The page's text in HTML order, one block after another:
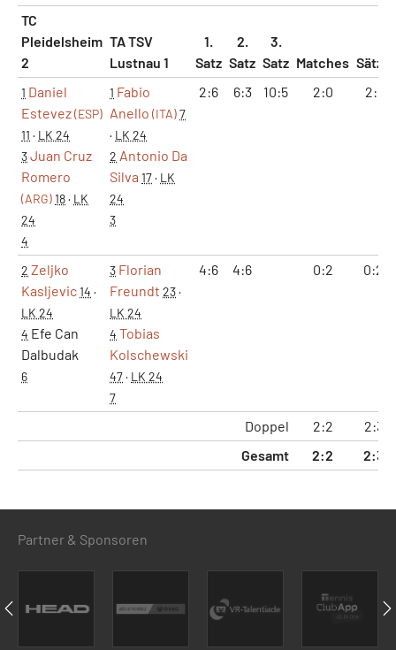
TC
Pleidelsheim
2
TA TSV
Lustnau 1
1.
Satz
2.
Satz
3.
Satz Matches Sätze
1 Daniel
Estevez(ESP)
11 · LK 24
3Juan Cruz
Romero
(ARG)18· LK
24
4
1 Fabio
Anello (ITA)7
· LK 24
2 Antonio Da
Silva 17· LK
24
3
2:6 6:3 10:5 2:0 2:1
2 Zeljko
Kasljevic14 ·
LK 24
4 Efe Can
Dalbudak
6
3 Florian
Freundt 23·
LK 24
4 Tobias
Kolschewski
47· LK 24
7
4:6 4:6 0:2 0:2
Doppel 2:2
2:3
Gesamt
2:2 2:3
Partner & Sponsoren